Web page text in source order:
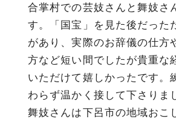
合掌村での芸妓さんと舞妓さ
す。「国宝」を見た後だった
があり、実際のお辞儀の仕方
方など短い間でしたが貴重な
いただけて嬉しかったです。
わらず温かく接して下さりま
舞妓さんは下呂市の地域おこ